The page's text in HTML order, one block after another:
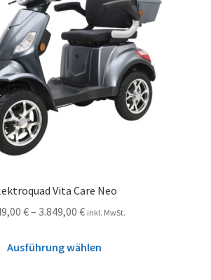
Vita Care Neo
€– 3.849,00 € inkl. MwSt.
Ausführung wählen